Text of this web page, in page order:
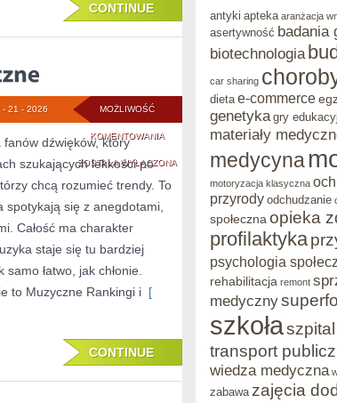
CONTINUE
MOŻLIWOŚĆ
KOMENTOWANIAGATUNKI
MUZYCZNE
ZOSTAŁA WYŁĄCZONA
- 21 - 2026
dźwięków, który
szukających lekkości po
chcą rozumieć trendy. To
się z anegdotami,
Całość ma charakter
staje się tu bardziej
łatwo, jak chłonie.
to Muzyczne Rankingi i [
CONTINUE
antyki apteka aranżacja
asertywność badania
biotechnologia
car sharing
dieta e-commerce
genetyka gry
materiały
medycyna
motoryzacja klasyczna
przyrody odchudzanie
społeczna opieka
profilaktyka
psychologia
rehabilitacja remont
medyczny
szkołaszpital
transport
wiedza medyczna
zabawa zajęcia